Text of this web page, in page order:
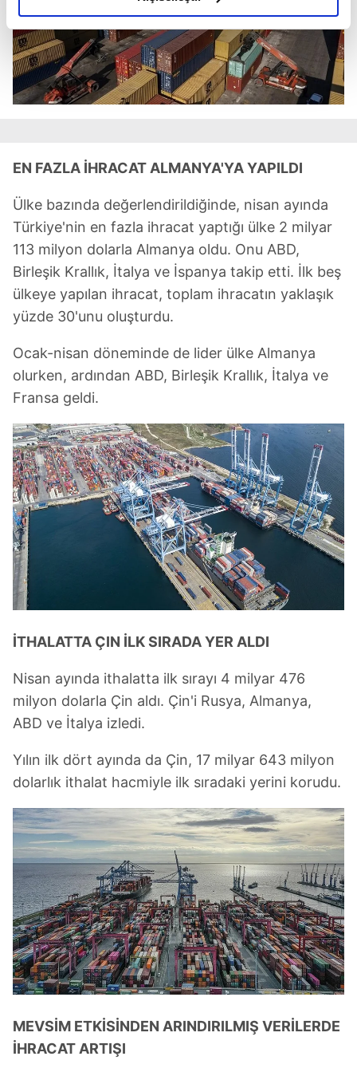
elimizden gelen çabayı gösterdiğimizi ve bu noktada,
reklamların maliyetlerimizi karşılamak noktasında tek gelir
kalemimiz olduğunu sizlere hatırlatmak isteriz.
Her halükârda, kullanıcılar, bu çerezlere izin vermedikleri
Sizlere daha iyi bir hizmet sunabilmek için İnternet
kullanılmaktadır. Bu çerezler vasıtasıyla çeşitli kişisel
verileriniz işlenmekte olup gerekli olan çerezler bilgi
toplumu hizmetlerinin sunulması amacıyla
kullanılmaktadır. Diğer çerezler, sitemizin daha işlevsel
kılınması ve kişiselleştirilmesi ve sizlere yönelik
reklam/pazarlama faaliyetlerinin yapılması, amaçlarıyla
sınırlı olarak açık rızanız dahilinde kullanılacaktır.
Çerezlere ilişkin tercihlerinizi aşağıda yer alan panel
vasıtasıyla belirleyebilirsiniz. Çerezlere ilişkin detaylı bilgi
için Ayarlar butonuna tıklayabilir,
6698 sayılı Kişisel Verilerin Korunması Kanunu uyarınca
hazırlanmış Aydınlatma Metnimizi okumak ve sitemizde
ilgili mevzuata uygun olarak kullanılan çerezlerle ilgili bilgi
almak için lütfentıklayınız.
EN FAZLA İHRACAT ALMANYA'YA YAPILDI
Ülke bazında değerlendirildiğinde, nisan ayında
Türkiye'nin en fazla ihracat yaptığı ülke 2 milyar
113 milyon dolarla Almanya oldu. Onu ABD,
Birleşik Krallık, İtalya ve İspanya takip etti. İlk beş
ülkeye yapılan ihracat, toplam ihracatın yaklaşık
yüzde 30'unu oluşturdu.
Ocak-nisan döneminde de lider ülke Almanya
olurken, ardından ABD, Birleşik Krallık, İtalya ve
Fransa geldi.
İTHALATTA ÇIN İLK SIRADA YER ALDI
Nisan ayında ithalatta ilk sırayı 4 milyar 476
milyon dolarla Çin aldı. Çin'i Rusya, Almanya,
ABD ve İtalya izledi.
Yılın ilk dört ayında da Çin, 17 milyar 643 milyon
dolarlık ithalat hacmiyle ilk sıradaki yerini korudu.
MEVSİM ETKİSİNDEN ARINDIRILMIŞ VERİLERDE
İHRACAT ARTIŞI